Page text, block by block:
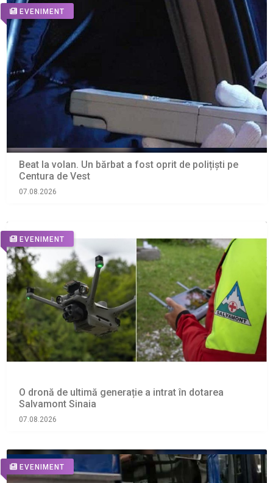
EVENIMENT
Beat la volan. Un bărbat a fost oprit de polițiști pe
Centura de Vest
07.08.2026
EVENIMENT
O dronă de ultimă generație a intrat în dotarea
Salvamont Sinaia
07.08.2026
EVENIMENT